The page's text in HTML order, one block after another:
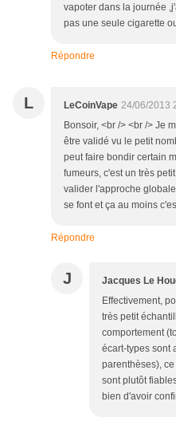
vapoter dans la journée
pas une seule cigarette
Répondre
L LeCoinVape 24/06/2013
Bonsoir, <br /> <br /> Je
être validé vu le petit
peut faire bondir certain
fumeurs, c'est un très
valider l'approche
se font et ça au moins
Répondre
J Jacques Le
Effectivement,
très petit
comportement
écart-types sont
parenthèses),
sont plutôt
bien d'avoir